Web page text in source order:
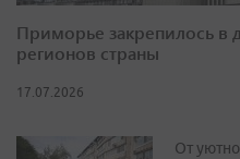
Приморье закрепилось в
регионов страны
17.07.2026
От